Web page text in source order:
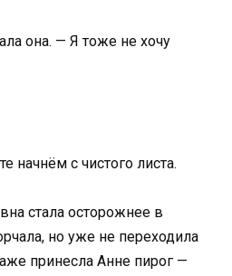
она. — Я тоже не хочу
начнём с чистого листа.
стала осторожнее в
но уже не переходила
принесла Анне пирог —